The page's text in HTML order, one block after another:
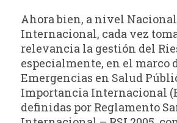
Ahora bien, a nivel
Internacional, cada vez
relevancia la gestión del
especialmente, en el marco
Emergencias en Salud
Importancia Internacional
definidas por Reglamento